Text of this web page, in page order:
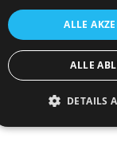
2026 Dominus
vorbehalten
ALLE
ALLE
DETAILS